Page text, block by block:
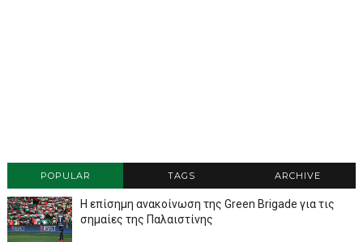
POPULAR TAGS ARCHIVE
Η επίσημη ανακοίνωση της Green Brigade για τις
σημαίες της Παλαιστίνης